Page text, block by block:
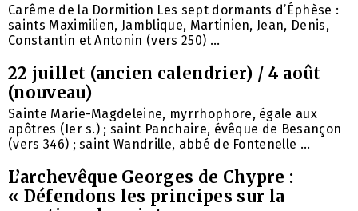
Carême de la Dormition Les sept dormants d’Éphèse :
saints Maximilien, Jamblique, Martinien, Jean, Denis,
Constantin et Antonin (vers 250) ...
22 juillet (ancien calendrier) / 4 août
(nouveau)
Sainte Marie-Magdeleine, myrrhophore, égale aux
apôtres (Ier s.) ; saint Panchaire, évêque de Besançon
(vers 346) ; saint Wandrille, abbé de Fontenelle ...
L’archevêque Georges de Chypre :
« Défendons les principes sur la